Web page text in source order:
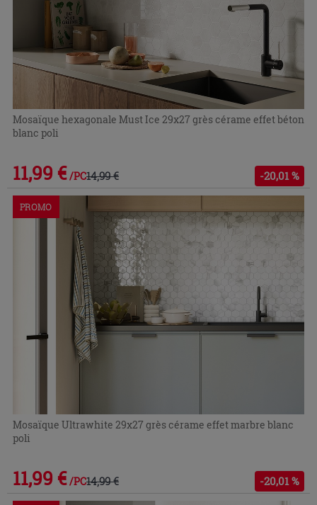
Mosaïque hexagonale Must Ice 29x27 grès cérame effet béton
blanc poli
11,99 € /PC14,99 € -20,01 %
PROMO
Mosaïque Ultrawhite 29x27 grès cérame effet marbre blanc
poli
11,99 € /PC14,99 € -20,01 %